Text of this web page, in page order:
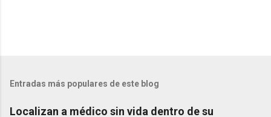
Entradas más populares de este blog
Localizan a médico sin vida dentro de su